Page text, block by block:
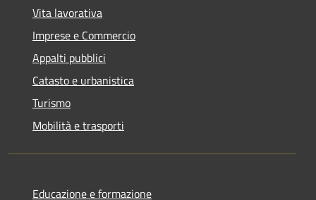
Vita lavorativa
Imprese e Commercio
Appalti pubblici
Catasto e urbanistica
Turismo
Mobilità e trasporti
Educazione e formazione